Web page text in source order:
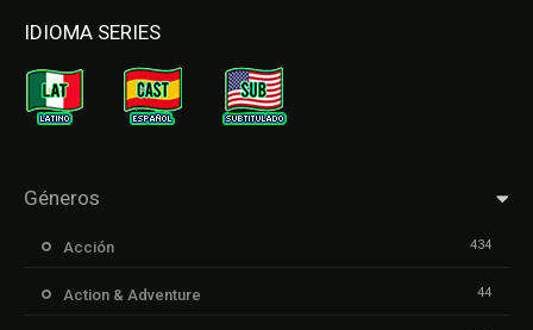
IDIOMA SERIES
Géneros
Acción 434
Action & Adventure 44